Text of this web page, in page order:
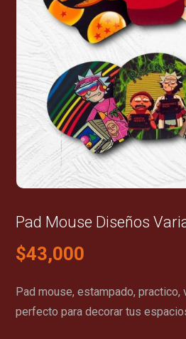
Pad Mouse Diseños
$43,000
Pad mouse, estampado, practico,
perfecto para decorar tus